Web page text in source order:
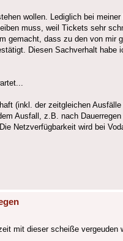
wollen. Lediglich bei
muss, weil Tickets sehr
gemacht, dass zu den von mir
Diesen Sachverhalt habe
(inkl. der zeitgleichen
Ausfall, z.B. nach
Netzverfügbarkeit wird bei
mit dieser scheiße vergeuden